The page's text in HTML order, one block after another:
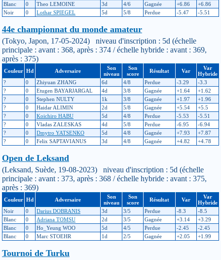
Blanc
0 Theo LEMOINE 3d 4/6 Gagnée +6.86
+6.86
Noir
0 Lothar SPIEGEL 5d 5/8 Perdue -5.47 -5.51
44e championnat du monde amateur
(Tokyo, Japon, 17-05-2024) niveau d'inscription : 5d (échelle
principale : avant : 368, après : 374 / échelle hybride : avant : 369,
après : 375)
Couleur Hd Adversaire
Son
niveau
Son
score
Résultat Var
Var
Hybride
?
0 Zhiyuan ZHANG 6d 4/8 Perdue -3.29
-3.3
?
0 Etugen BAYARJARGAL 4d 3/8 Gagnée +1.64
+1.62
?
0 Stephen NULTY 1k 3/8 Gagnée +1.97
+1.96
?
0 Haidar ALIMIN 2d 5/8 Gagnée +5.54
+5.5
?
0 Koichiro HABU 5d 4/8 Perdue -5.53
-5.51
?
0 Vladas ZALESKAS 4d 5/8 Perdue -6.95
-6.94
?
0 Dmytro YATSENKO 5d 4/8 Gagnée +7.93
+7.87
?
0 Felix SAPTAVIANUS 3d 4/8 Gagnée +4.82 +4.78
Open de Leksand
(Leksand, Suède, 19-08-2023) niveau d'inscription : 5d (échelle
principale : avant : 373, après : 368 / échelle hybride : avant : 375,
après : 369)
Couleur Hd Adversaire
Son
niveau
Son
score
Résultat Var
Var
Hybride
Noir
0 Darius DOBRANIS 3d 3/5 Perdue -8.3
-8.5
Blanc
0 Adriana TOMSU 2d 3/5 Gagnée +3.14
+3.29
Blanc
0 Ho_Yeung WOO 5d 4/5 Perdue -2.45
-2.45
Blanc
0 Marc STOEHR 1d 2/5 Gagnée +2.05 +1.99
Tournoi de Turku